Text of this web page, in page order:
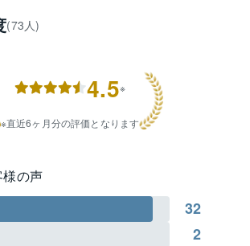
仲介サービスを活用した不動産の売却
す。
一戸建て・土地の実需はもちろん、ア
不動産などの有効活用等、売却・購入・
お待ち申し上げております。
(73人)
4.5※
直近6ヶ月分の評価となります
の声
32
2